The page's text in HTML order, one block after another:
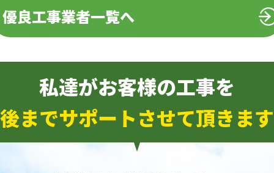
優良工事業者一覧へ
私達がお客様の工事を
までサポートさせて頂きま